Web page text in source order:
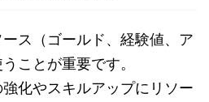
ス（ゴールド、経験値、ア
ことが重要です。
化やスキルアップにリソー